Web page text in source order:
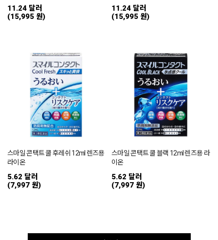
11.24 달러
(15,995 원)
11.24 달러
(15,995 원)
스마일 콘택트 쿨 후레쉬 12ml 렌즈용
라이온
5.62 달러
(7,997 원)
스마일 콘택트 쿨 블랙 12ml 렌즈용 라
이온
5.62 달러
(7,997 원)